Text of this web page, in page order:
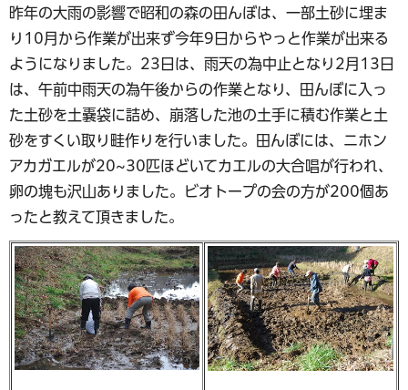
昨年の大雨の影響で昭和の森の田んぼは、一部土砂に埋ま
り10月から作業が出来ず今年9日からやっと作業が出来る
ようになりました。23日は、雨天の為中止となり2月13日
は、午前中雨天の為午後からの作業となり、田んぼに入っ
た土砂を土嚢袋に詰め、崩落した池の土手に積む作業と土
砂をすくい取り畦作りを行いました。田んぼには、ニホン
アカガエルが20~30匹ほどいてカエルの大合唱が行われ、
卵の塊も沢山ありました。ビオトープの会の方が200個あ
ったと教えて頂きました。